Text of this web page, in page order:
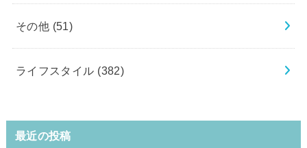
その他 (51)
ライフスタイル (382)
最近の投稿